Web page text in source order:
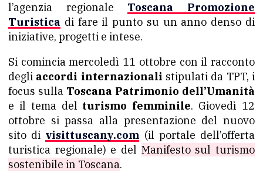
l’agenzia regionale Toscana Promozione
Turistica di fare il punto su un anno denso di
iniziative, progetti e intese.
Si comincia mercoledì 11 ottobre con il racconto
degli accordi internazionali stipulati da TPT, i
focus sulla Toscana Patrimonio dell’Umanità
e il tema del turismo femminile. Giovedì 12
ottobre si passa alla presentazione del nuovo
sito di visittuscany.com (il portale dell’offerta
turistica regionale) e del Manifesto sul turismo
sostenibile in Toscana.